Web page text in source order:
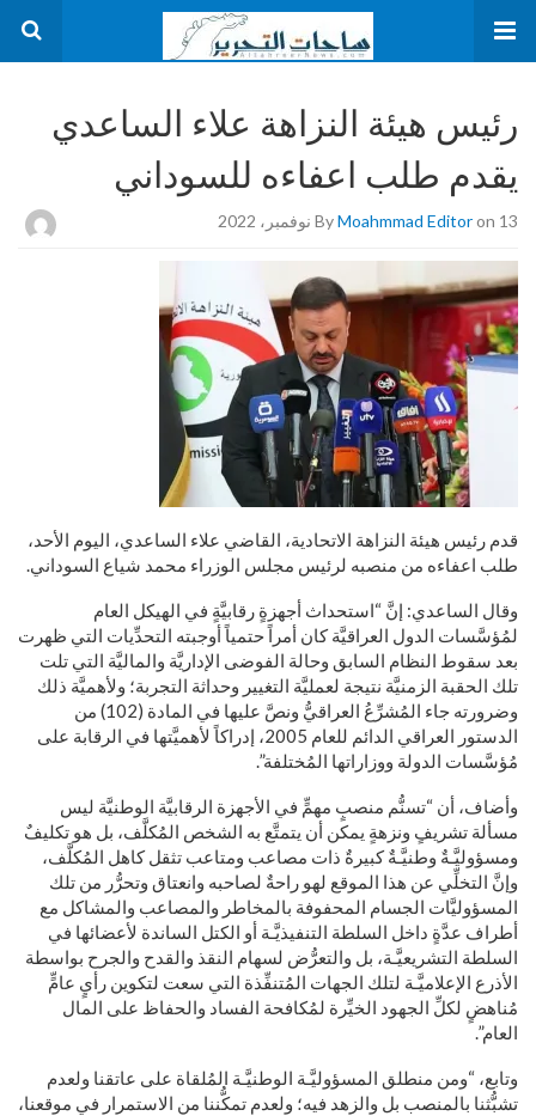
رئيس هيئة النزاهة علاء الساعدي
يقدم طلب اعفاءه للسوداني
ByMoahmmad Editoron 13 نوفمبر، 2022
قدم رئيس هيئة النزاهة الاتحادية، القاضي علاء الساعدي، اليوم الأحد،
طلب اعفاءه من منصبه لرئيس مجلس الوزراء محمد شياع السوداني.
وقال الساعدي: إنَّ “استحداث أجهزةٍ رقابيَّةٍ في الهيكل العام
لمُؤسَّسات الدول العراقيَّة كان أمراً حتمياً أوجبته التحدِّيات التي ظهرت
بعد سقوط النظام السابق وحالة الفوضى الإداريَّة والماليَّة التي تلت
تلك الحقبة الزمنيَّة نتيجة لعمليَّة التغيير وحداثة التجربة؛ ولأهميَّة ذلك
وضرورته جاء المُشرِّعُ العراقيُّ ونصَّ عليها في المادة (102) من
الدستور العراقي الدائم للعام 2005، إدراكاً لأهميَّتها في الرقابة على
مُؤسَّسات الدولة ووزاراتها المُختلفة”.
وأضاف، أن “تسنُّم منصبٍ مهمٍّ في الأجهزة الرقابيَّة الوطنيَّة ليس
مسألة تشريفٍ ونزهةٍ يمكن أن يتمتَّع به الشخص المُكلَّف، بل هو تكليفٌ
ومسؤوليَّـةٌ وطنيَّـةٌ كبيرةٌ ذات مصاعب ومتاعب تثقل كاهل المُكلَّف،
وإنَّ التخلِّي عن هذا الموقع لهو راحةٌ لصاحبه وانعتاق وتحرُّر من تلك
المسؤوليَّات الجسام المحفوفة بالمخاطر والمصاعب والمشاكل مع
أطراف عدَّةٍ داخل السلطة التنفيذيَّـة أو الكتل الساندة لأعضائها في
السلطة التشريعيَّـة، بل والتعرُّض لسهام النقذ والقدح والجرح بواسطة
الأذرع الإعلاميَّـة لتلك الجهات المُتنفِّذة التي سعت لتكوين رأيٍ عامٍّ
مُناهضٍ لكلِّ الجهود الخيِّرة لمُكافحة الفساد والحفاظ على المال
العام”.
وتابع، “ومن منطلق المسؤوليَّـة الوطنيَّـة المُلقاة على عاتقنا ولعدم
تشبُّثنا بالمنصب بل والزهد فيه؛ ولعدم تمكُّننا من الاستمرار في موقعنا،